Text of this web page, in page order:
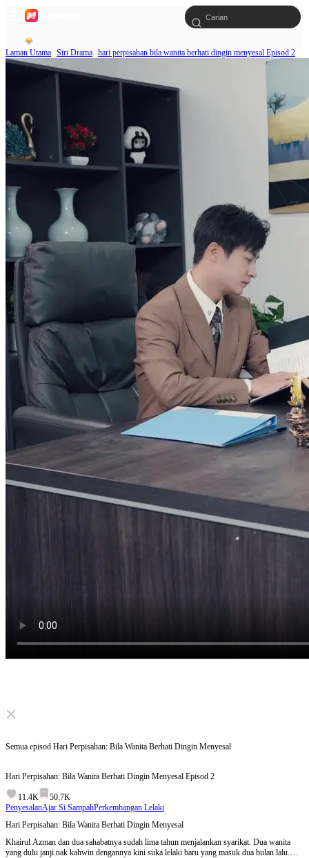
Laman Utama Siri Drama hari perpisahan bila wanita berhati dingin menyesal Episod 2
Click to unmute
Semua episod Hari Perpisahan: Bila Wanita Berhati Dingin Menyesal
Hari Perpisahan: Bila Wanita Berhati Dingin Menyesal Episod 2
11.4K
50.7K
PenyesalanAjar Si SampahPerkembangan Lelaki
Hari Perpisahan: Bila Wanita Berhati Dingin Menyesal
Khairul Azman dan dua sahabatnya sudah lima tahun menjalankan syarikat. Dua wanita
yang dulu janji nak kahwin dengannya kini suka lelaki baru yang masuk dua bulan lalu.